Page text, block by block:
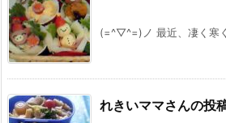
こんに
(=^▽^=)ノ 最近、凄く寒
れきいママさんの投